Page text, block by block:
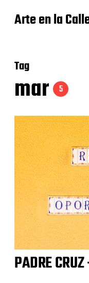
Arte en la
Tag
mar 5
PADRE